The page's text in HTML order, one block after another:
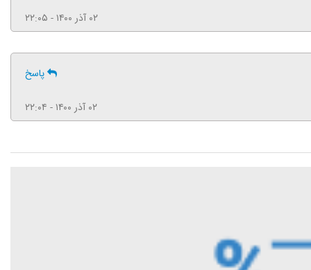
۰۲ آذر ۱۴۰۰ - ۲۲:۰۵
پاسخ
۰۲ آذر ۱۴۰۰ - ۲۲:۰۴